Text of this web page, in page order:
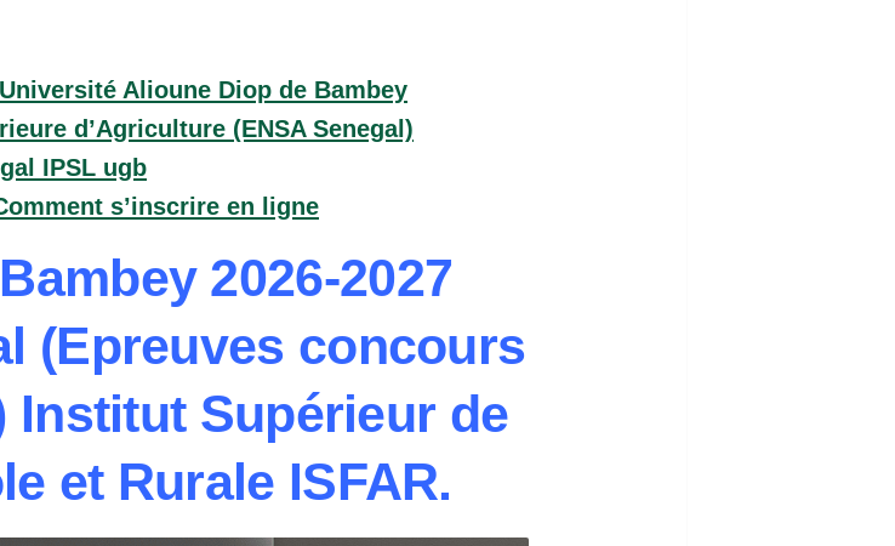
Alioune Diop de Bambey
d’Agriculture (ENSA Senegal)
IPSL ugb
s’inscrire en ligne
2026-2027
(Epreuves concours
Supérieur de
et Rurale ISFAR.